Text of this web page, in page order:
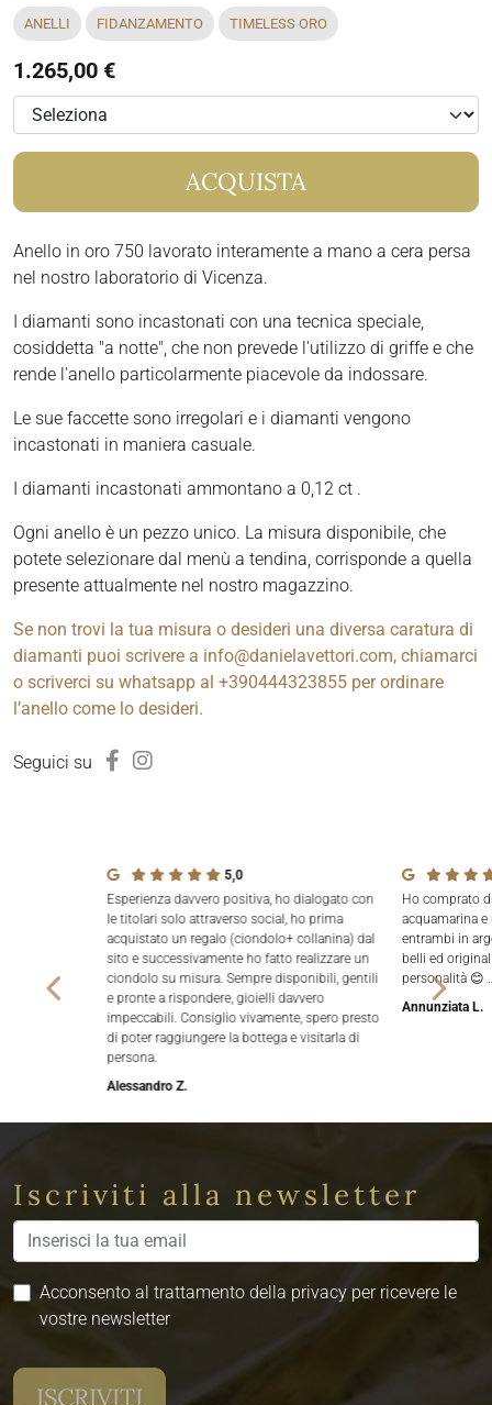
ANELLI FIDANZAMENTO TIMELESS ORO
1.265,00 €
ACQUISTA
Anello in oro 750 lavorato interamente a mano a cera persa
nel nostro laboratorio di Vicenza.
I diamanti sono incastonati con una tecnica speciale,
cosiddetta "a notte", che non prevede l'utilizzo di griffe e che
rende l'anello particolarmente piacevole da indossare.
Le sue faccette sono irregolari e i diamanti vengono
incastonati in maniera casuale.
I diamanti incastonati ammontano a 0,12 ct .
Ogni anello è un pezzo unico. La misura disponibile, che
potete selezionare dal menù a tendina, corrisponde a quella
presente attualmente nel nostro magazzino.
Se non trovi la tua misura o desideri una diversa caratura di
diamanti puoi scrivere a info@danielavettori.com, chiamarci
o scriverci su whatsapp al +390444323855 per ordinare
l’anello come lo desideri.
Seguici su
5,0
Esperienza davvero positiva, ho dialogato con
le titolari solo attraverso social, ho prima
acquistato un regalo (ciondolo+ collanina) dal
sito e successivamente ho fatto realizzare un
ciondolo su misura. Sempre disponibili, gentili
e pronte a rispondere, gioielli davvero
impeccabili. Consiglio vivamente, spero presto
di poter raggiungere la bottega e visitarla di
persona.
Alessandro Z.
Ho comprato
acquamarina
entrambi in
belli ed
personalità 😊
Annunziata L.
Iscriviti alla newsletter
Acconsento al trattamento della privacy per ricevere le
vostre newsletter